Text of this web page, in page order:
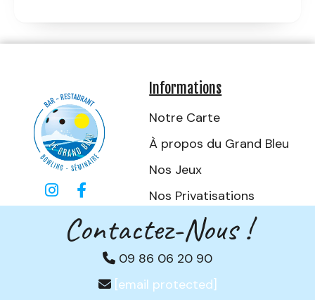
 
Informations
Notre Carte
À propos du Grand Bleu
Nos Jeux
Nos Privatisations
Contactez-Nous !
 09 86 06 20 90
 [email protected]